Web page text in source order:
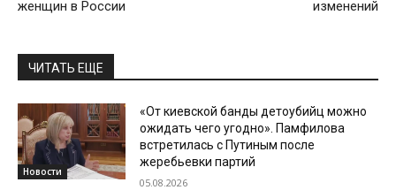
женщин в России
изменений
ЧИТАТЬ ЕЩЕ
Новости
«От киевской банды детоубийц можно
ожидать чего угодно». Памфилова
встретилась с Путиным после
жеребьевки партий
05.08.2026